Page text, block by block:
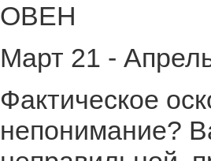
ОВЕН
Март 21 -
Фактическое
непонимание?